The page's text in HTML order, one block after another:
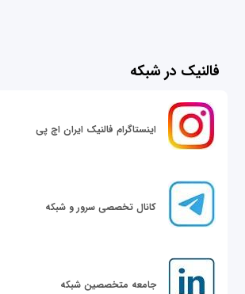
فالنیک در شبکه
اینستاگرام فالنیک ایران اچ پی
کانال تخصصی سرور و شبکه
جامعه متخصصین شبکه